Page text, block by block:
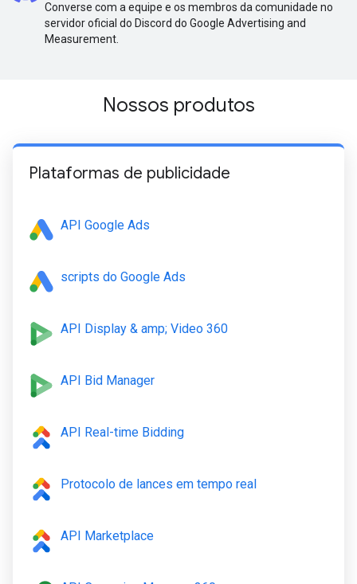
Converse com a equipe e os membros da comunidade no
servidor oficial do Discord do Google Advertising and
Measurement.
Nossos produtos
Plataformas de publicidade
API Google Ads
scripts do Google Ads
API Display & amp; Video 360
API Bid Manager
API Real-time Bidding
Protocolo de lances em tempo real
API Marketplace